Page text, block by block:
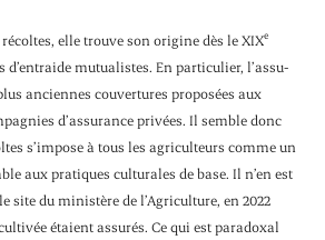
elle trouve son origine dès le XIXe
d’entraide mutualistes. En particulier, l’assu­
anciennes couvertures proposées aux
d’assurance privées. Il semble donc
s’impose à tous les agriculteurs comme un
aux pratiques culturales de base. Il n’en est
site du ministère de l’Agriculture, en 2022
étaient assurés. Ce qui est paradoxal